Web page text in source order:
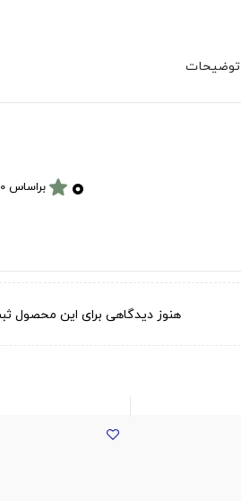
توضیحات
۰ starبراساس 0 نفر
هنوز دیدگاهی برای این محصول